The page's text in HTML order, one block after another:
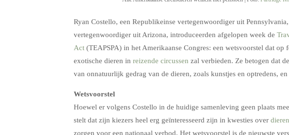
Ryan Costello, een Republikeinse vertegenwoordiger uit
vertegenwoordiger uit Arizona, introduceerden afgelopen week de
Act (TEAPSPA) in het Amerikaanse Congres: een wetsvoorstel dat
exotische dieren in reizende circussen zal verbieden. Ze betogen dat
van onnatuurlijk gedrag van de dieren, zoals kunstjes en optredens,
Wetsvoorstel
Hoewel er volgens Costello in de huidige samenleving geen plaats
stelt dat zijn kiezers heel erg geïnteresseerd zijn in kwesties over
zorgen voor een nationaal verbod. Het wetsvoorstel is de nieuwste